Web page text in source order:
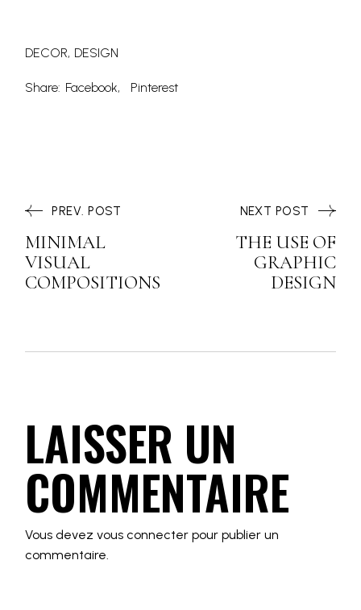
DECOR DESIGN
Share: Facebook Pinterest
PREV. POST
MINIMAL
VISUAL
COMPOSITIONS
THE USE OF
GRAPHIC
DESIGN
NEXT POST
LAISSER UN
COMMENTAIRE
Vous devezvous connecter pour publier un
commentaire.